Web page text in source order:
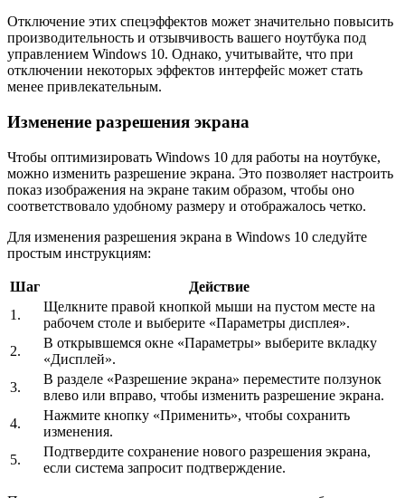
Отключение этих спецэффектов может значительно повысить
производительность и отзывчивость вашего ноутбука под
управлением Windows 10. Однако, учитывайте, что при
отключении некоторых эффектов интерфейс может стать
менее привлекательным.
Изменение разрешения экрана
Чтобы оптимизировать Windows 10 для работы на ноутбуке,
можно изменить разрешение экрана. Это позволяет настроить
показ изображения на экране таким образом, чтобы оно
соответствовало удобному размеру и отображалось четко.
Для изменения разрешения экрана в Windows 10 следуйте
простым инструкциям:
Шаг
Действие
1.
Щелкните правой кнопкой мыши на пустом месте на
рабочем столе и выберите «Параметры дисплея».
2.
В открывшемся окне «Параметры» выберите вкладку
«Дисплей».
3.
В разделе «Разрешение экрана» переместите ползунок
влево или вправо, чтобы изменить разрешение экрана.
4.
Нажмите кнопку «Применить», чтобы сохранить
изменения.
5.
Подтвердите сохранение нового разрешения экрана,
если система запросит подтверждение.